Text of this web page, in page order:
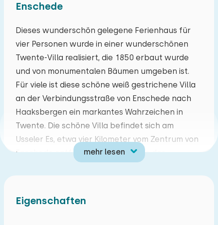
Enschede
Dieses wunderschön gelegene Ferienhaus für
vier Personen wurde in einer wunderschönen
Twente-Villa realisiert, die 1850 erbaut wurde
und von monumentalen Bäumen umgeben ist.
Für viele ist diese schöne weiß gestrichene Villa
an der Verbindungsstraße von Enschede nach
Haaksbergen ein markantes Wahrzeichen in
Twente. Die schöne Villa befindet sich am
Usseler Es, etwa vier Kilometer vom Zentrum von
Enschede entfernt und in der Nähe des
Fahrrad erkundet werden kann.
mehr lesen
Mo Di Mi Do Fr Sa So
27 28 29 30 31 01 02
03 04 05 06 07 08 09
10 11 12 13 14 15 16
17 18 19 20 21 22
Eigenschaften